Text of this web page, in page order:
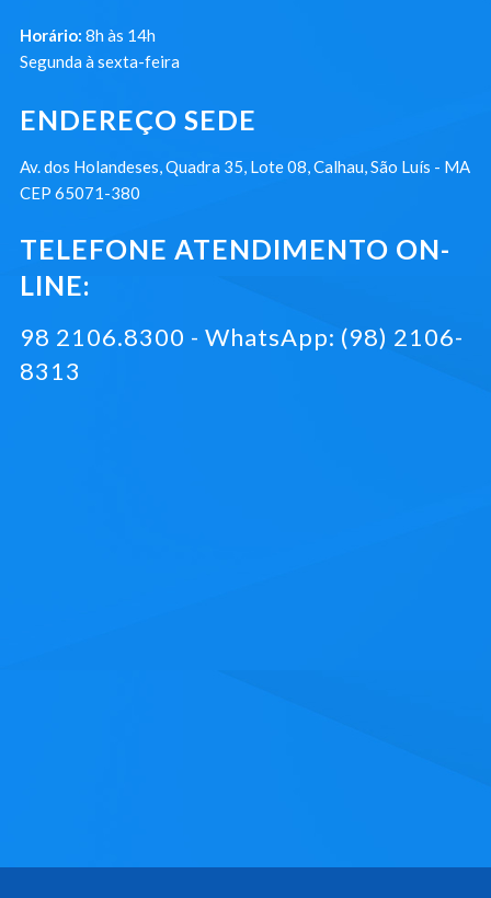
Horário: 8h às 14h
Segunda à sexta-feira
ENDEREÇO SEDE
Av. dos Holandeses, Quadra 35, Lote 08, Calhau, São Luís - MA
CEP 65071-380
TELEFONE ATENDIMENTO ON-
LINE:
98 2106.8300 - WhatsApp: (98) 2106-
8313